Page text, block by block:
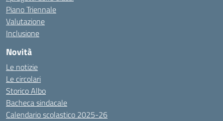
Piano Triennale
Valutazione
Inclusione
Novità
Le notizie
Le circolari
Storico Albo
Bacheca sindacale
Calendario scolastico 2025-26